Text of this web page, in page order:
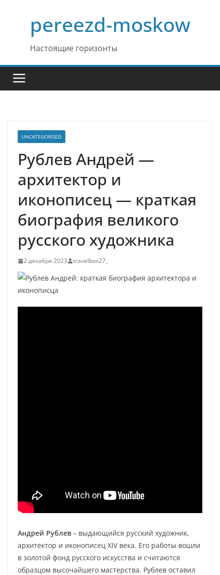
содержимомуpereezd-moskow
Настоящие горизонты
UNCATEGORISED
Рублев Андрей —
архитектор и
иконописец — краткая
биография великого
русского художника
2 декабря 2023 travelbox27_
Андрей Рублев – выдающийся русский художник,
архитектор и иконописец XIV века. Его работы вошли
в золотой фонд русского искусства и считаются
образцом высочайшего мастерства. Рублев оставил